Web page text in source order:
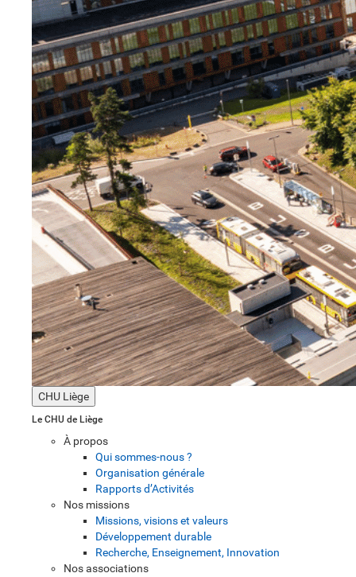
CHU Liège
Le CHU de Liège
À propos
Qui sommes-nous ?
Organisation générale
Rapports d’Activités
Nos missions
Missions, visions et valeurs
Développement durable
Recherche, Enseignement, Innovation
Nos associations